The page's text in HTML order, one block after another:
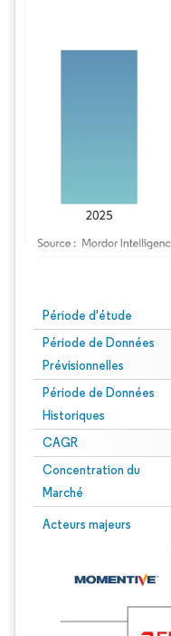
Période d'étude
Période de Données
Prévisionnelles
Période de Données
Historiques
CAGR
Concentration du
Marché
Acteurs majeurs